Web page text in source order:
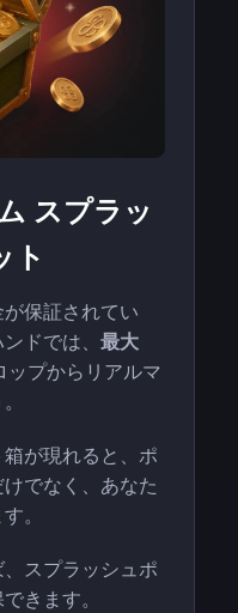
スプラッ
ト
保証されてい
ドでは、 最大
ップからリアルマ
が現れると、ポ
でなく、あなた
。
スプラッシュポ
きます。